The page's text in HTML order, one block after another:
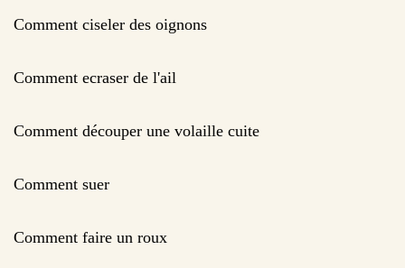
Comment ciseler des oignons
Comment ecraser de l'ail
Comment découper une volaille cuite
Comment suer
Comment faire un roux